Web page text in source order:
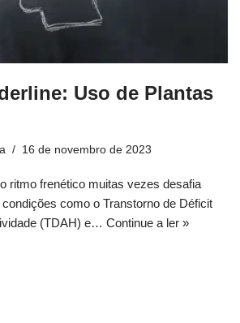
Uso de Plantas
16 de novembro de 2023
ritmo frenético muitas vezes desafia
como o Transtorno de Déficit
(TDAH) e… Continue a ler »